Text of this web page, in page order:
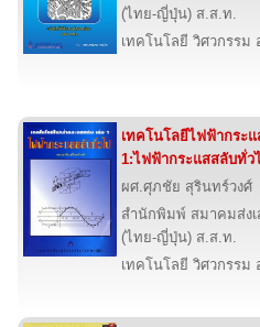
(ไทย-ญี่ปุ่น) ส.ส.ท.
เทคโนโลยี วิศวกรรม
เทคโนโลยีไฟฟ้ากระแ
1:ไฟฟ้ากระแสสลับทั่ว
ผศ.ศุภชัย สุรินทร์วงศ์
สำนักพิมพ์ สมาคมส่งเ
(ไทย-ญี่ปุ่น) ส.ส.ท.
เทคโนโลยี วิศวกรรม